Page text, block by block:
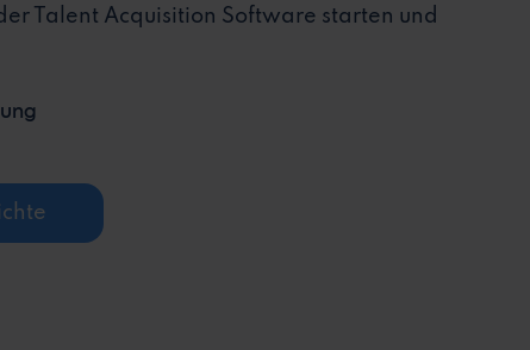
Talent Acquisition Software starten und